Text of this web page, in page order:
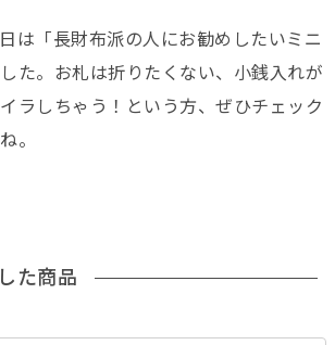
は「長財布派の人にお勧めしたいミニ
た。お札は折りたくない、小銭入れが
ラしちゃう！という方、ぜひチェック
。
た商品